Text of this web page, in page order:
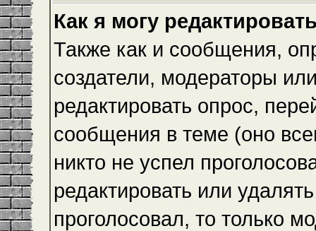
Как я могу
Также как и сообщения,
создатели, модераторы
редактировать опрос,
сообщения в теме (оно
никто не успел
редактировать или
проголосовал, то только